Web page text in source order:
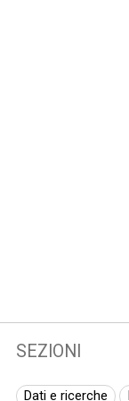
SEZIONI
Dati e ricerche